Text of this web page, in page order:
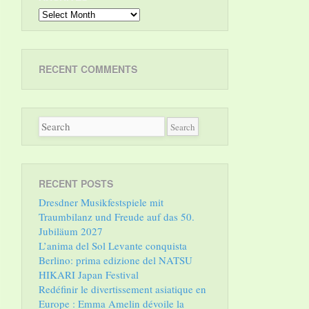
Archives
RECENT COMMENTS
RECENT POSTS
Dresdner Musikfestspiele mit
Traumbilanz und Freude auf das 50.
Jubiläum 2027
L’anima del Sol Levante conquista
Berlino: prima edizione del NATSU
HIKARI Japan Festival
Redéfinir le divertissement asiatique en
Europe : Emma Amelin dévoile la